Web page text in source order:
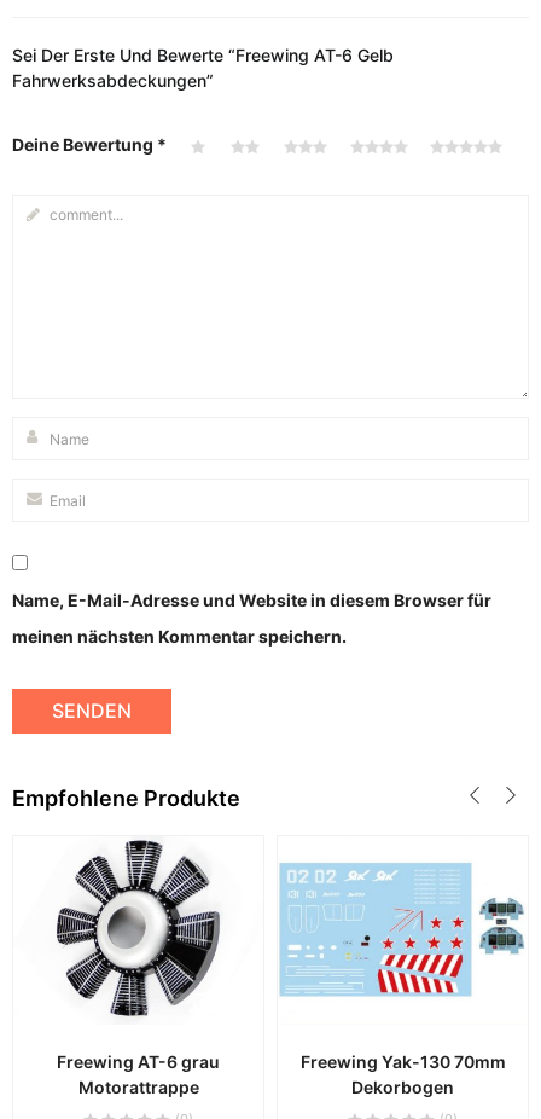
Sei Der Erste Und Bewerte “Freewing AT-6 Gelb
Fahrwerksabdeckungen”
Deine Bewertung *
Name, E-Mail-Adresse und Website in diesem Browser für
meinen nächsten Kommentar speichern.
Empfohlene Produkte
Freewing AT-6 grau
Motorattrappe
Freewing Yak-130 70mm
Dekorbogen